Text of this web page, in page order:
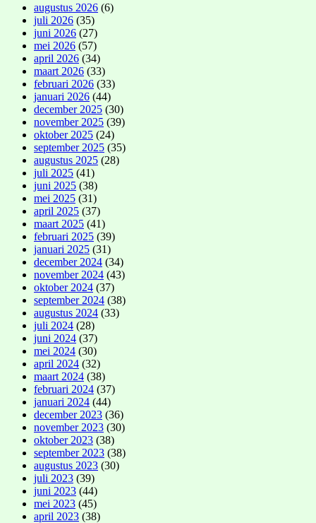
augustus 2026 (6)
juli 2026 (35)
juni 2026 (27)
mei 2026 (57)
april 2026 (34)
maart 2026 (33)
februari 2026 (33)
januari 2026 (44)
december 2025 (30)
november 2025 (39)
oktober 2025 (24)
september 2025 (35)
augustus 2025 (28)
juli 2025 (41)
juni 2025 (38)
mei 2025 (31)
april 2025 (37)
maart 2025 (41)
februari 2025 (39)
januari 2025 (31)
december 2024 (34)
november 2024 (43)
oktober 2024 (37)
september 2024 (38)
augustus 2024 (33)
juli 2024 (28)
juni 2024 (37)
mei 2024 (30)
april 2024 (32)
maart 2024 (38)
februari 2024 (37)
januari 2024 (44)
december 2023 (36)
november 2023 (30)
oktober 2023 (38)
september 2023 (38)
augustus 2023 (30)
juli 2023 (39)
juni 2023 (44)
mei 2023 (45)
april 2023 (38)